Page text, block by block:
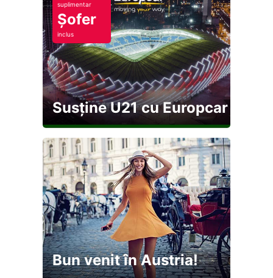
suplimentar
Șofer
inclus
Susține U21 cu Europcar
Bun venit în Austria!